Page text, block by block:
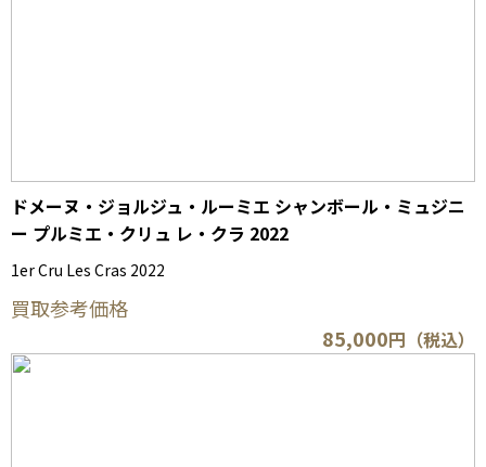
ドメーヌ・ジョルジュ・ルーミエ シャンボール・ミュジニ
ー プルミエ・クリュ レ・クラ 2022
1er Cru Les Cras 2022
買取参考価格
85,000円（税込）